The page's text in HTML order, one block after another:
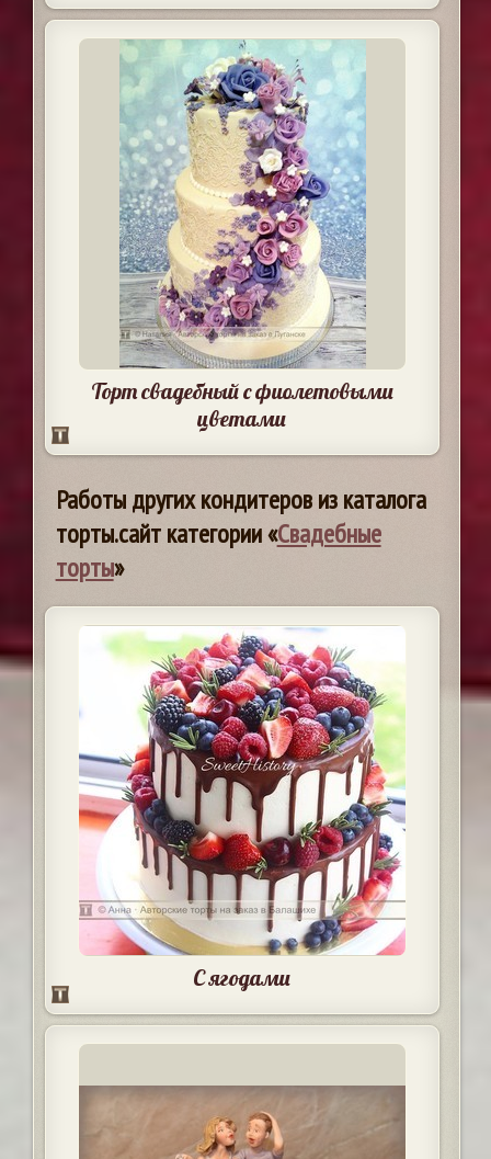
Торт свадебный с фиолетовыми
цветами
Работы других кондитеров из каталога
торты.сайт категории «Свадебные
торты»
С ягодами